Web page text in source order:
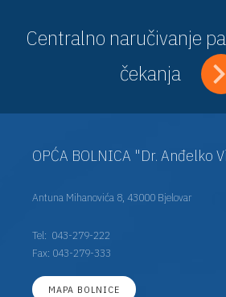
Centralno naručivanje
čekanja
OPĆA BOLNICA "Dr. Anđelko
Antuna Mihanovića 8, 43000 Bjelovar
Tel: 043-279-222
Fax: 043-279-333
MAPA BOLNICE